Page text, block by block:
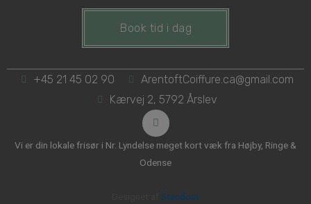
Book tid i dag
+45 21 45 02 90
ArentoftCoiffure.ca@gmail.com
Kærvej 2, 5792 Årslev
Vi er din lokale frisør i Nr. Lyndelse meget kort væk fra Højby, Ringe &
Odense
Standout